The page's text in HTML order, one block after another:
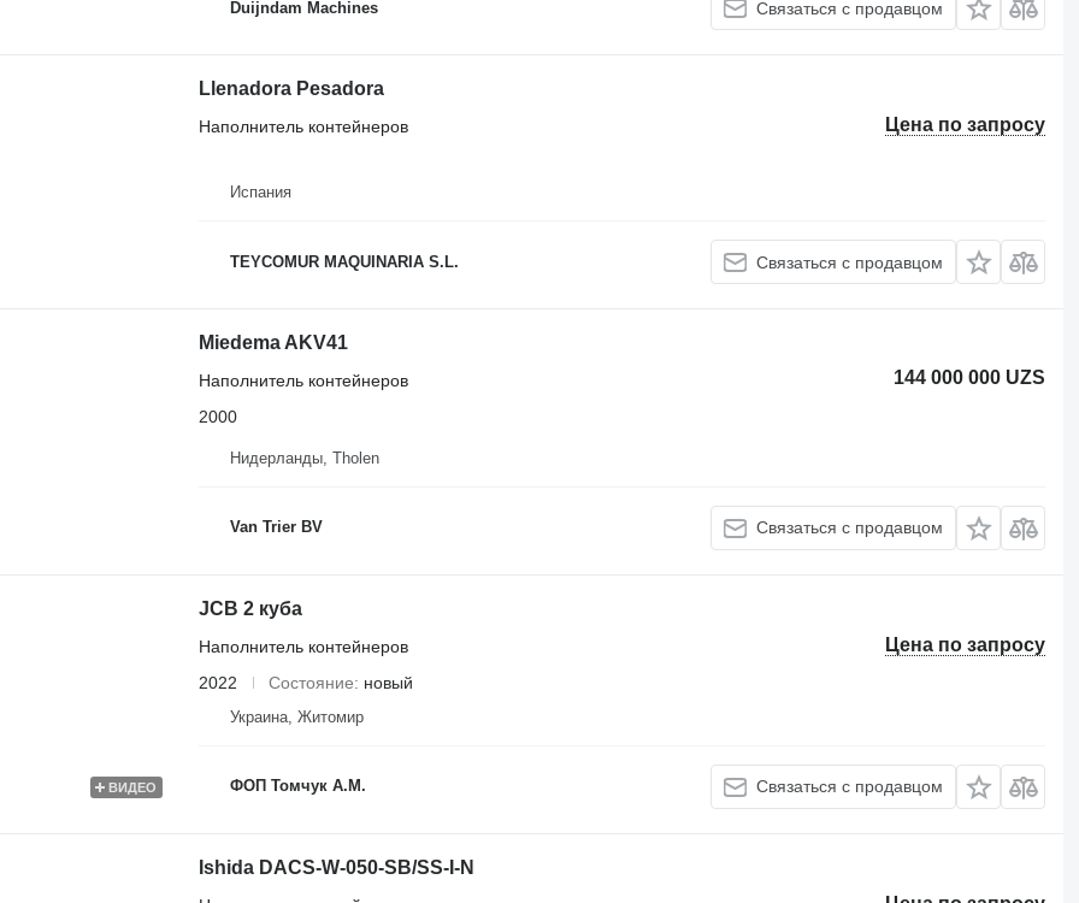
Duijndam Machines Связаться с продавцом
Llenadora Pesadora
Цена по запросу
Наполнитель контейнеров
Испания
TEYCOMUR MAQUINARIA S.L. Связаться с продавцом
Miedema AKV41
144 000 000 UZS
Наполнитель контейнеров
2000
Нидерланды, Tholen
Van Trier BV Связаться с продавцом
ВИДЕО
JCB 2 куба
Цена по запросу
Наполнитель контейнеров
2022
Состояние новый
Украина, Житомир
ФОП Томчук А.М. Связаться с продавцом
Ishida DACS-W-050-SB/SS-I-N